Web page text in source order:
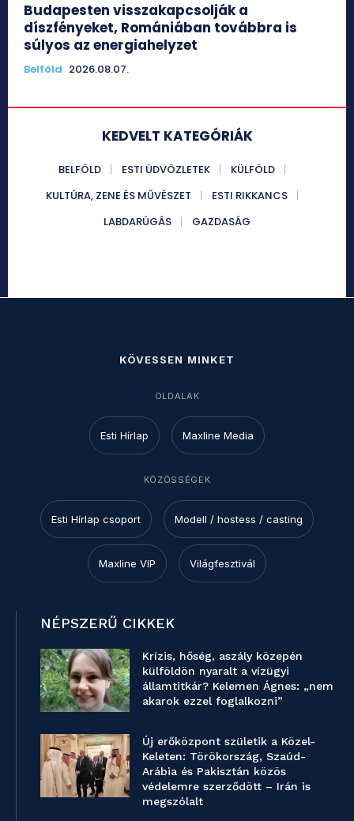
Budapesten visszakapcsolják a
díszfényeket, Romániában továbbra is
súlyos az energiahelyzet
Belföld 2026.08.07.
KEDVELT KATEGÓRIÁK
BELFÖLD ESTI ÜDVÖZLETEK
KÜLFÖLD
KULTÚRA, ZENE ÉS MŰVÉSZET
ESTI RIKKANCS
LABDARÚGÁS
GAZDASÁG
KÖVESSEN MINKET
OLDALAK
Esti Hírlap Maxline Media
KÖZÖSSÉGEK
Esti Hírlap csoport Modell / hostess / casting
Maxline VIP Világfesztivál
NÉPSZERŰ CIKKEK
Krízis, hőség, aszály közepén
külföldön nyaralt a vízügyi
államtitkár? Kelemen Ágnes: „nem
akarok ezzel foglalkozni”
Új erőközpont születik a Közel-
Keleten: Törökország, Szaúd-
Arábia és Pakisztán közös
védelemre szerződött – Irán is
megszólalt